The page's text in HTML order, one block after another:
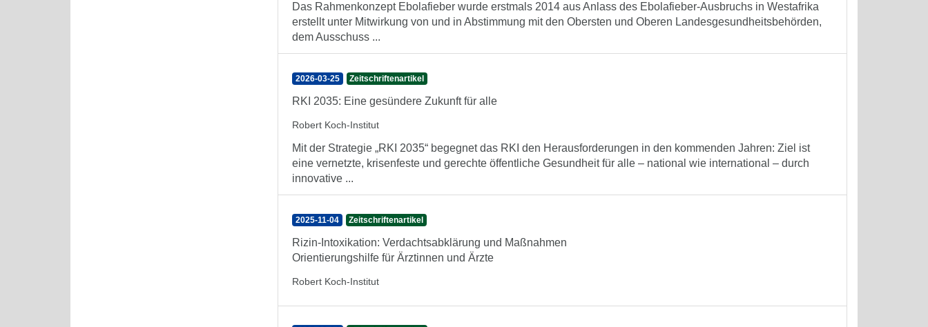
Das Rahmenkonzept Ebolafieber wurde erstmals 2014 aus Anlass des Ebolafieber-Ausbruchs in Westafrika
erstellt unter Mitwirkung von und in Abstimmung mit den Obersten und Oberen Landesgesundheitsbehörden,
dem Ausschuss ...
2026-03-25 Zeitschriftenartikel
RKI 2035: Eine gesündere Zukunft für alle
Robert Koch-Institut
Mit der Strategie „RKI 2035“ begegnet das RKI den Heraus­forderungen in den kommenden Jahren: Ziel ist
eine vernetzte, krisenfeste und gerechte öffentliche Gesund­heit für alle – national wie international – durch
innovative ...
2025-11-04 Zeitschriftenartikel
Rizin-Intoxikation: Verdachtsabklärung und Maßnahmen
Orientierungshilfe für Ärztinnen und Ärzte
Robert Koch-Institut